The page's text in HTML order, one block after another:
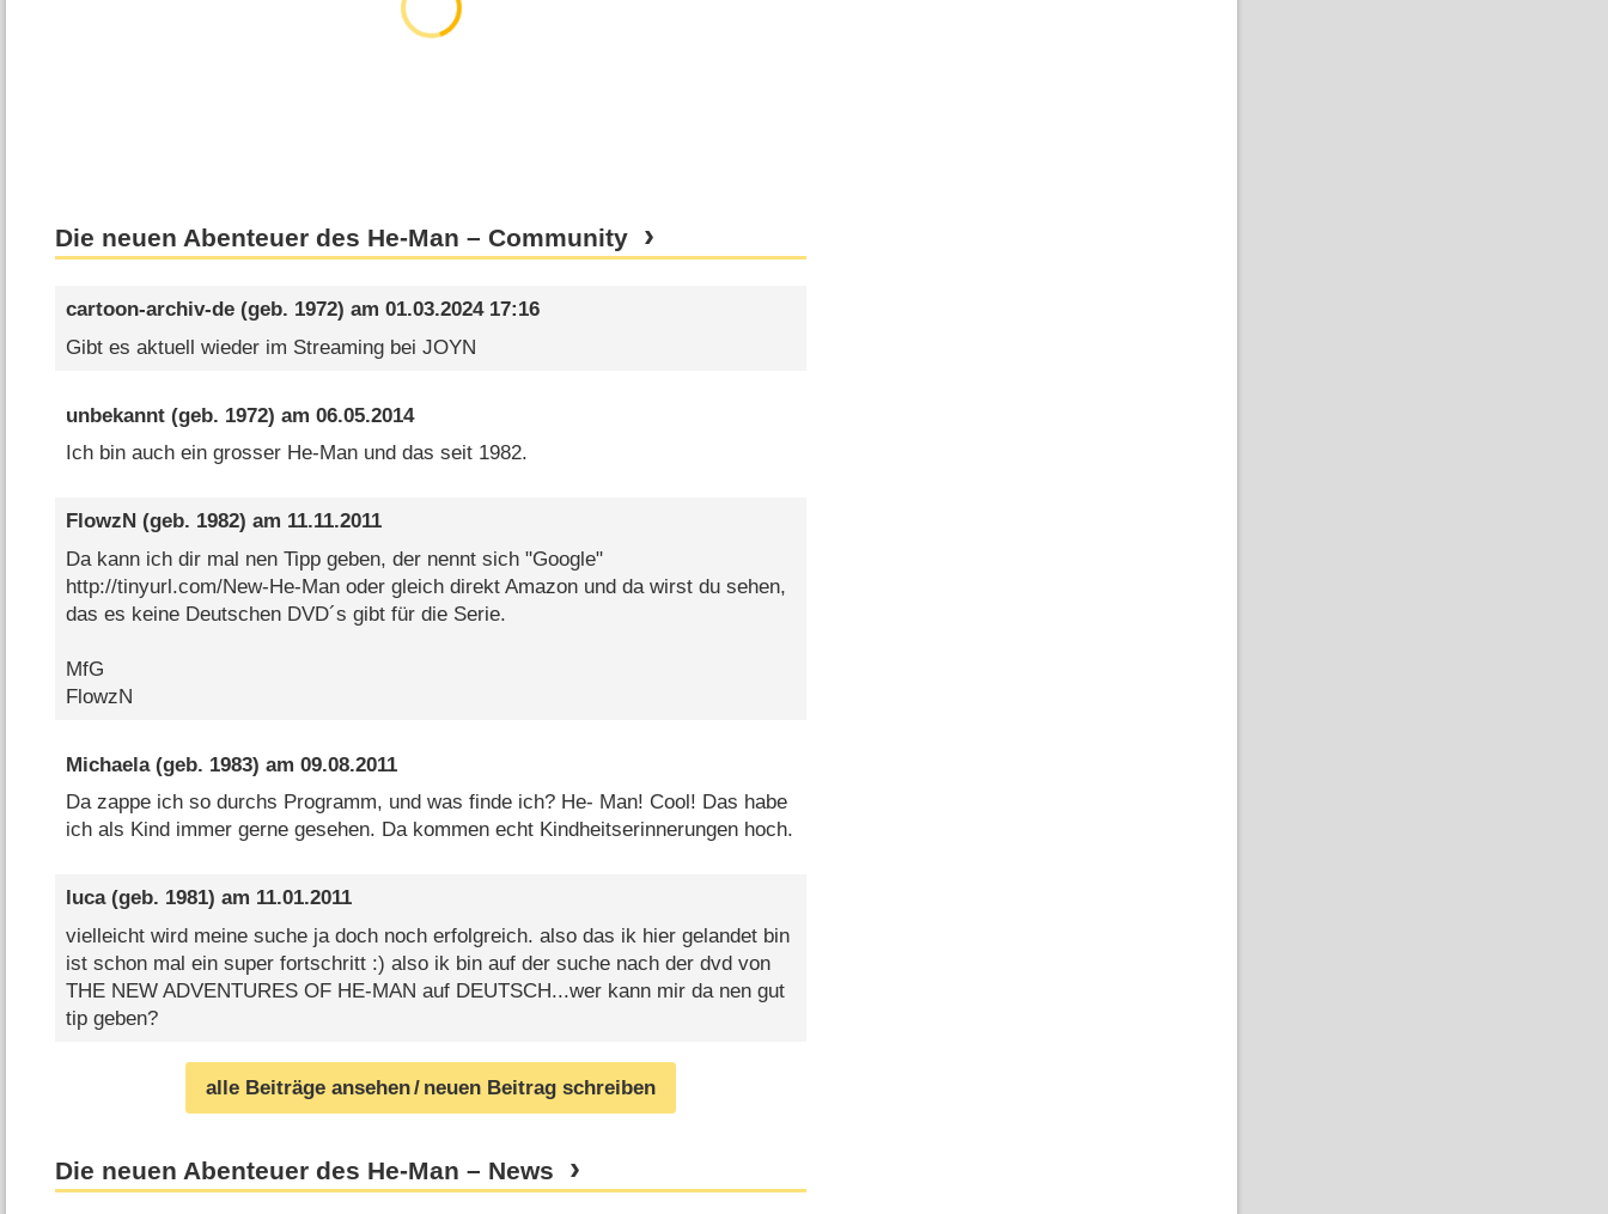
Die neuen Abenteuer des He-Man – Community
cartoon-archiv-de(geb. 1972) am 01.03.2024 17:16
Gibt es aktuell wieder im Streaming bei JOYN
unbekannt(geb. 1972) am 06.05.2014
Ich bin auch ein grosser He-Man und das seit 1982.
FlowzN(geb. 1982) am 11.11.2011
Da kann ich dir mal nen Tipp geben, der nennt sich "Google"
http://tinyurl.com/New-He-Man oder gleich direkt Amazon und da wirst du sehen,
das es keine Deutschen DVD´s gibt für die Serie.
MfG
FlowzN
Michaela(geb. 1983) am 09.08.2011
Da zappe ich so durchs Programm, und was finde ich? He- Man! Cool! Das habe
ich als Kind immer gerne gesehen. Da kommen echt Kindheitserinnerungen hoch.
luca(geb. 1981) am 11.01.2011
vielleicht wird meine suche ja doch noch erfolgreich. also das ik hier gelandet bin
ist schon mal ein super fortschritt :) also ik bin auf der suche nach der dvd von
THE NEW ADVENTURES OF HE-MAN auf DEUTSCH...wer kann mir da nen gut
tip geben?
alle Beiträge ansehen/ neuen Beitrag schreiben
Die neuen Abenteuer des He-Man – News